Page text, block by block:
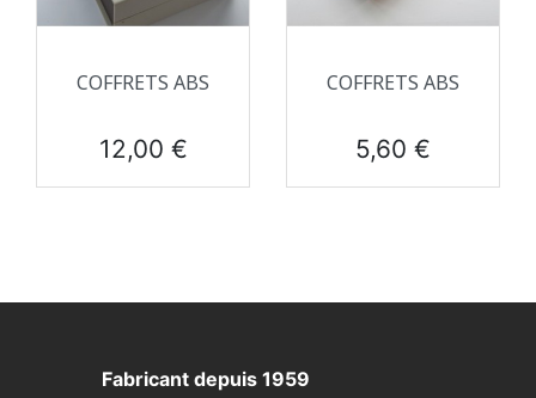
COFFRETS ABS
Prix
12,00 €
COFFRETS ABS
Prix
5,60 €
Fabricant depuis 1959